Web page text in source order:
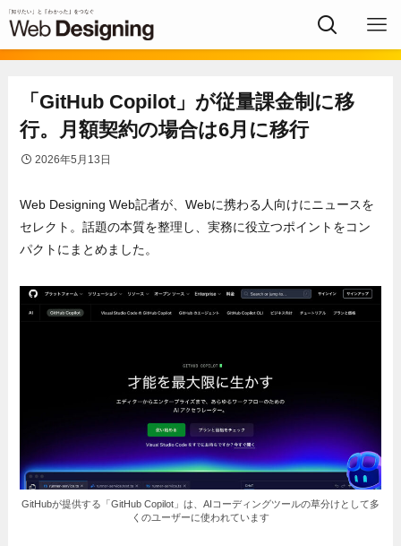
「GitHub Copilot」が従量課金制に移
行。月額契約の場合は6月に移行
2026年5月13日
Web Designing Web記者が、Webに携わる人向けにニュースを
セ⁠レクト。話題の本質を整理し、実務に役立つポイントをコン
パクトにまとめました。
GitHubが提供する「GitHub Copilot」は、AIコーディングツールの草分けとして多
くのユーザーに使われています